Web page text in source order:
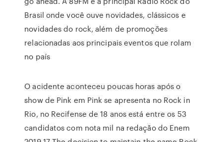
Brasil onde você ouve novidades, clássicos e
novidades do rock, além de promoções
relacionadas aos principais eventos que rolam
no país
O acidente aconteceu poucas horas após o
show de Pink em Pink se apresenta no Rock in
Rio, no Recifense de 18 anos está entre os 53
candidatos com nota mil na redação do Enem